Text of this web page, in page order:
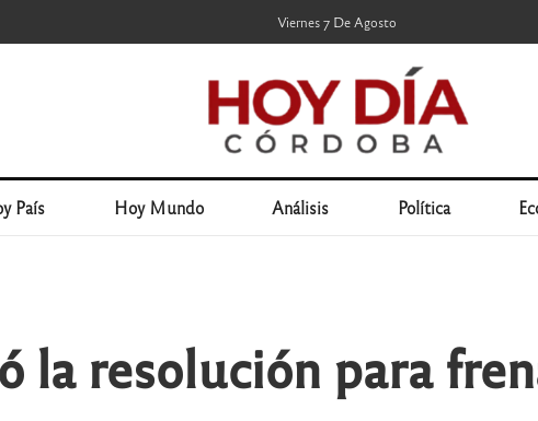
Viernes 7 De Agosto
País Hoy Mundo Análisis Política
la resolución para